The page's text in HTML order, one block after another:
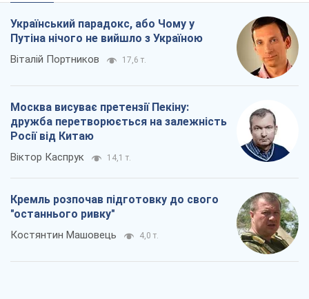
Український парадокс, або Чому у
Путіна нічого не вийшло з Україною
Віталій Портников 17,6 т.
Москва висуває претензії Пекіну:
дружба перетворюється на залежність
Росії від Китаю
Віктор Каспрук 14,1 т.
Кремль розпочав підготовку до свого
"останнього ривку"
Костянтин Машовець 4,0 т.